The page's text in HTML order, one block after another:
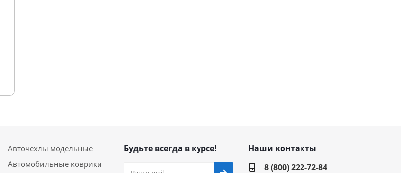
Авточехлы модельные
Автомобильные коврики
Будьте всегда в курсе!
Наши контакты
8 (800) 222-72-84